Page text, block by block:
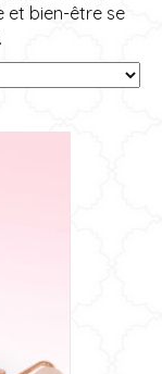
et bien-être se